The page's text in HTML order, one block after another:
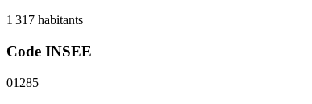
1 317 habitants
Code INSEE
01285